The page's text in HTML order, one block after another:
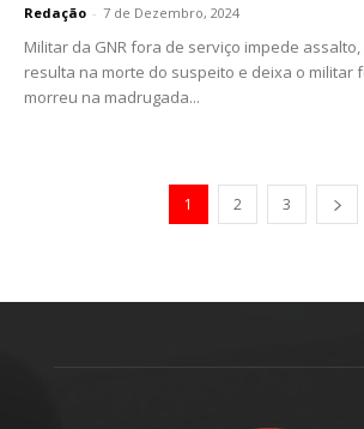
Redação - 7 de Dezembro, 2024
Militar da GNR fora de serviço impede
resulta na morte do suspeito e deixa o militar
morreu na madrugada...
1 2 3